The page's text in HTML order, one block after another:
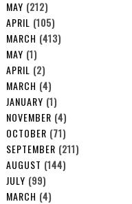
MAY (212)
APRIL (105)
MARCH (413)
MAY (1)
APRIL (2)
MARCH (4)
JANUARY (1)
NOVEMBER (4)
OCTOBER (71)
SEPTEMBER (211)
AUGUST (144)
JULY (99)
MARCH (4)